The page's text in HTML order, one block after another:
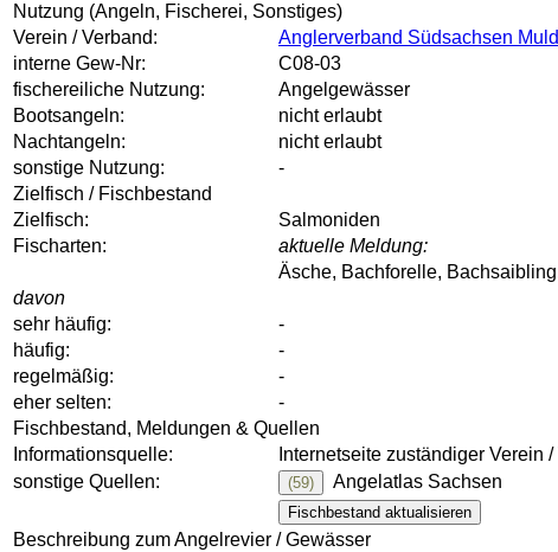
Nutzung (Angeln, Fischerei, Sonstiges)
Verein / Verband:
Anglerverband Südsachsen
interne Gew-Nr:
C08-03
fischereiliche Nutzung:
Angelgewässer
Bootsangeln:
nicht erlaubt
Nachtangeln:
nicht erlaubt
sonstige Nutzung:
-
Zielfisch / Fischbestand
Zielfisch:
Salmoniden
Fischarten:
aktuelle Meldung:
Äsche, Bachforelle,
davon
sehr häufig:
-
häufig:
-
regelmäßig:
-
eher selten:
-
Fischbestand, Meldungen & Quellen
Informationsquelle:
Internetseite zuständiger Verein
sonstige Quellen:
(59) Angelatlas Sachsen
Fischbestand aktualisieren
Beschreibung zum Angelrevier / Gewässer